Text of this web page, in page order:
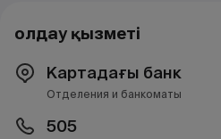
Қолдау қызметі
Картадағы банк
Отделения и банкоматы
505